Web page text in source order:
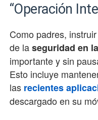
“Operación
Como padres,
de laseguridad en
importante y sin
Esto incluye
las recientes
descargado en su